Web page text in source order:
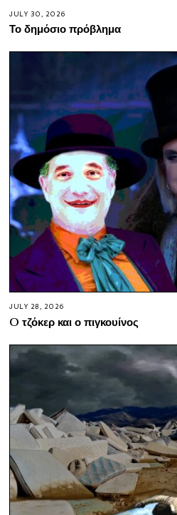
JULY 30, 2026
Το δημόσιο πρόβλημα
JULY 28, 2026
O τζόκερ και ο πιγκουίνος